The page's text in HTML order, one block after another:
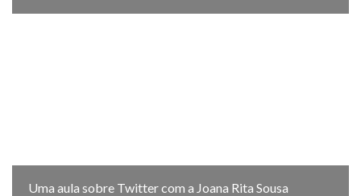
Uma aula sobre Twitter com a Joana Rita Sousa